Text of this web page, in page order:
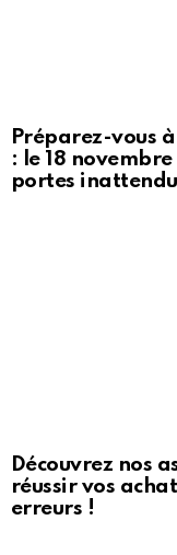
Préparez-vous
: le 18
portes
Découvrez nos
réussir vos
erreurs !